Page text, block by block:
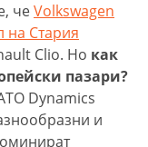
чеVolkswagen
на Стария
Clio. Но как
пазари?
Dynamics
и